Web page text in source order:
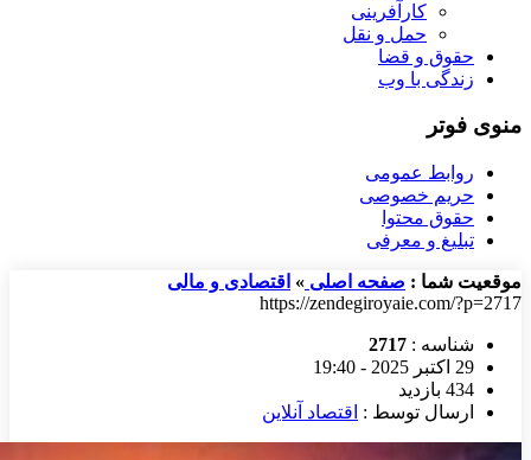
کارآفرینی
حمل و نقل
حقوق و قضا
زندگی با وب
منوی فوتر
روابط عمومی
حریم خصوصی
حقوق محتوا
تبلیغ و معرفی
موقعیت شما : صفحه اصلی » اقتصادی و مالی
https://zendegiroyaie.com/?p=2717
شناسه : 2717
29 اکتبر 2025 - 19:40
434 بازدید
ارسال توسط : اقتصاد آنلاین